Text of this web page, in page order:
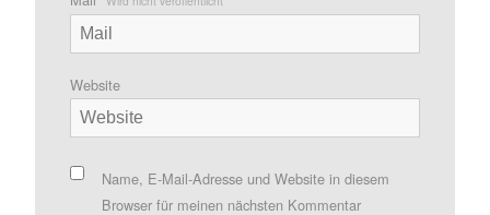
Website
Name, E-Mail-Adresse und Website in diesem
Browser für meinen nächsten Kommentar